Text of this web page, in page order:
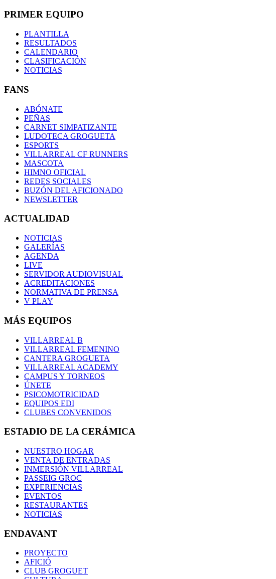
PRIMER EQUIPO
PLANTILLA
RESULTADOS
CALENDARIO
CLASIFICACIÓN
NOTICIAS
FANS
ABÓNATE
PEÑAS
CARNET SIMPATIZANTE
LUDOTECA GROGUETA
ESPORTS
VILLARREAL CF RUNNERS
MASCOTA
HIMNO OFICIAL
REDES SOCIALES
BUZÓN DEL AFICIONADO
NEWSLETTER
ACTUALIDAD
NOTICIAS
GALERÍAS
AGENDA
LIVE
SERVIDOR AUDIOVISUAL
ACREDITACIONES
NORMATIVA DE PRENSA
V PLAY
MÁS EQUIPOS
VILLARREAL B
VILLARREAL FEMENINO
CANTERA GROGUETA
VILLARREAL ACADEMY
CAMPUS Y TORNEOS
ÚNETE
PSICOMOTRICIDAD
EQUIPOS EDI
CLUBES CONVENIDOS
ESTADIO DE LA CERÁMICA
NUESTRO HOGAR
VENTA DE ENTRADAS
INMERSIÓN VILLARREAL
PASSEIG GROC
EXPERIENCIAS
EVENTOS
RESTAURANTES
NOTICIAS
ENDAVANT
PROYECTO
AFICIÓ
CLUB GROGUET